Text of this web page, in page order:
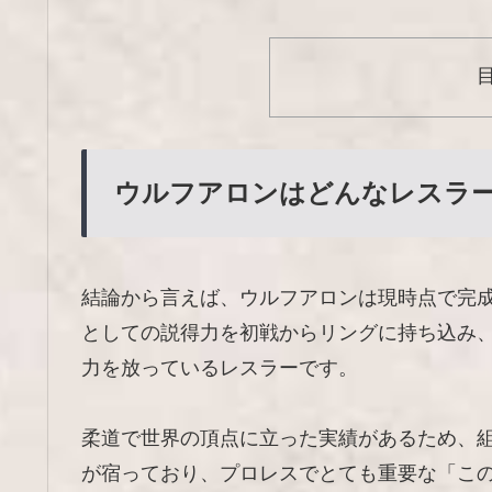
ウルフアロンはどんなレスラ
結論から言えば、ウルフアロンは現時点で完
としての説得力を初戦からリングに持ち込み
力を放っているレスラーです。
柔道で世界の頂点に立った実績があるため、
が宿っており、プロレスでとても重要な「こ